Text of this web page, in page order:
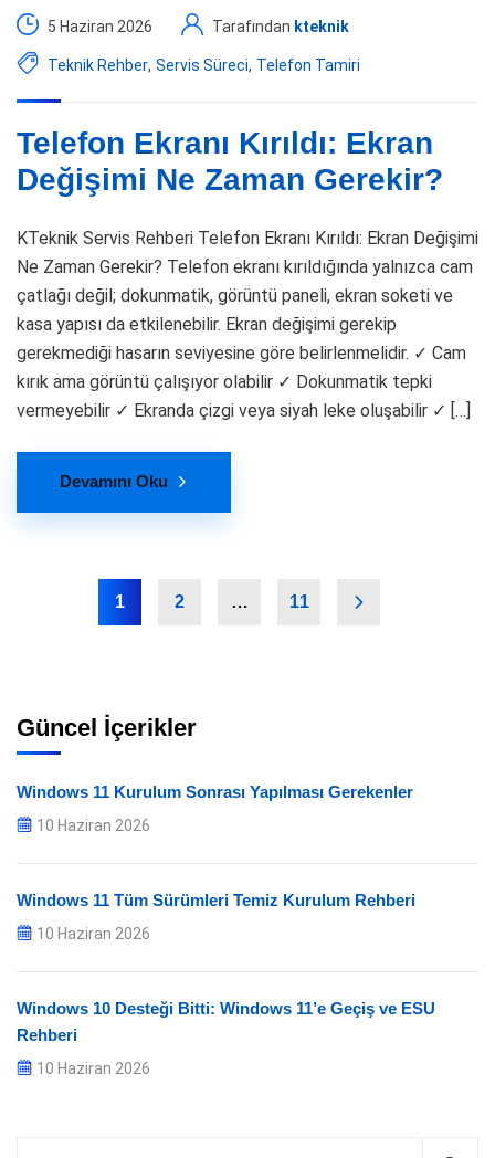
5 Haziran 2026 Tarafından kteknik
Teknik Rehber, Servis Süreci, Telefon Tamiri
Telefon Ekranı Kırıldı: Ekran
Değişimi Ne Zaman Gerekir?
KTeknik Servis Rehberi Telefon Ekranı Kırıldı: Ekran Değişimi
Ne Zaman Gerekir? Telefon ekranı kırıldığında yalnızca cam
çatlağı değil; dokunmatik, görüntü paneli, ekran soketi ve
kasa yapısı da etkilenebilir. Ekran değişimi gerekip
gerekmediği hasarın seviyesine göre belirlenmelidir. ✓ Cam
kırık ama görüntü çalışıyor olabilir ✓ Dokunmatik tepki
vermeyebilir ✓ Ekranda çizgi veya siyah leke oluşabilir ✓ […]
Devamını Oku
1 2 … 11
Güncel İçerikler
Windows 11 Kurulum Sonrası Yapılması Gerekenler
10 Haziran 2026
Windows 11 Tüm Sürümleri Temiz Kurulum Rehberi
10 Haziran 2026
Windows 10 Desteği Bitti: Windows 11’e Geçiş ve ESU
Rehberi
10 Haziran 2026